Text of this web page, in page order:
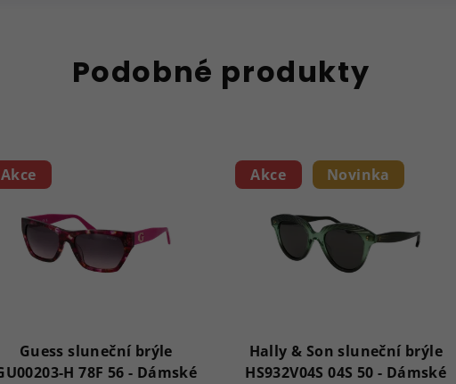
Podobné produkty
Akce
Guess sluneční brýle
GU00203-H 78F 56 - Dámské
Akce Novinka
Hally & Son sluneční brýle
HS932V04S 04S 50 - Dámské